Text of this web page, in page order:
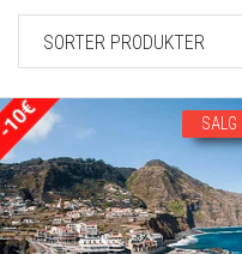
SORTER PRODUKTER
SALG